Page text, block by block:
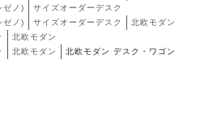
ゼノ)
サイズオーダーデスク
ゼノ) サイズオーダーデスク
北欧モダン
北欧モダン
北欧モダン
北欧モダン デスク・ワゴン